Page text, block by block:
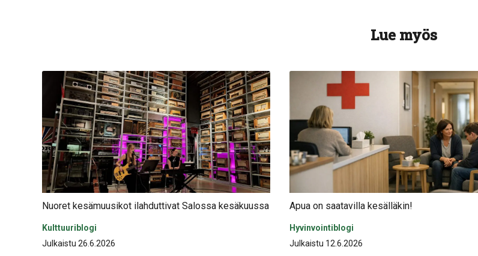
Lue myös
Nuoret kesämuusikot ilahduttivat Salossa kesäkuussa
Kulttuuriblogi
Julkaistu 26.6.2026
Apua on saatavilla kesälläkin!
Hyvinvointiblogi
Julkaistu 12.6.2026